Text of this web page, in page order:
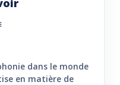
dans le monde
en matière de